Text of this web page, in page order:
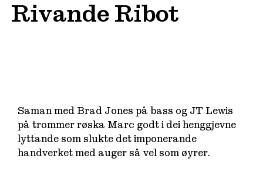
Rivande Ribot
Saman med Brad Jones på bass og JT Lewis
på trommer røska Marc godt i dei henggjevne
lyttande som slukte det imponerande
handverket med auger så vel som øyrer.